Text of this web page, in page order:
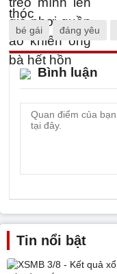
bé gái đáng yêu
Bình luận
Tin nổi bật